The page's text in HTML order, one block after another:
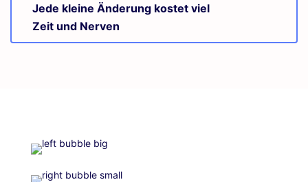
Jede kleine Änderung kostet viel
Zeit und Nerven